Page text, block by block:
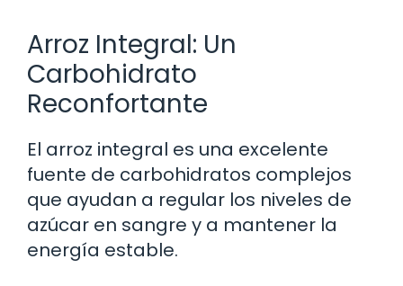
Arroz Integral: Un
Carbohidrato
Reconfortante
El arroz integral es una excelente
fuente de carbohidratos complejos
que ayudan a regular los niveles de
azúcar en sangre y a mantener la
energía estable.